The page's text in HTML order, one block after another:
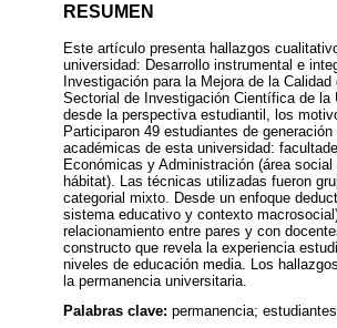
RESUMEN
Este artículo presenta hallazgos
universidad: Desarrollo instrumental e
Investigación para la Mejora de la
Sectorial de Investigación Científica de la
desde la perspectiva estudiantil, los
Participaron 49 estudiantes de
académicas de esta universidad:
Económicas y Administración (área
hábitat). Las técnicas utilizadas fueron
categorial mixto. Desde un enfoque
sistema educativo y contexto
relacionamiento entre pares y con
constructo que revela la experiencia
niveles de educación media. Los
la permanencia universitaria.
Palabras clave: permanencia;